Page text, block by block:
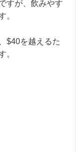
すが、飲みやす
。
$40を越えるた
。